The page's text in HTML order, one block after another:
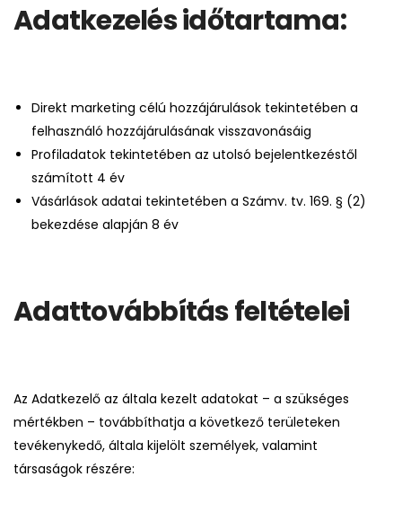
Adatkezelés időtartama:
Direkt marketing célú hozzájárulások tekintetében a
felhasználó hozzájárulásának visszavonásáig
Profiladatok tekintetében az utolsó bejelentkezéstől
számított 4 év
Vásárlások adatai tekintetében a Számv. tv. 169. § (2)
bekezdése alapján 8 év
Adattovábbítás feltételei
Az Adatkezelő az általa kezelt adatokat – a szükséges
mértékben – továbbíthatja a következő területeken
tevékenykedő, általa kijelölt személyek, valamint
társaságok részére: